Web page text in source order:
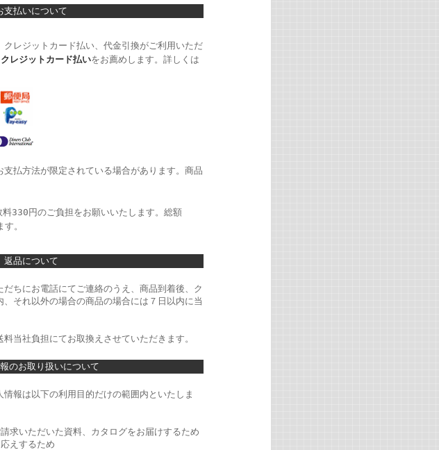
支払いについて
レジットカード払い、代金引換がご利用いただ
レジットカード払いをお薦めします。詳しくは
払方法が限定されている場合があります。商品
330円のご負担をお願いいたします。総額
。
返品について
ちにお電話にてご連絡のうえ、商品到着後、ク
それ以外の場合の商品の場合には７日以内に当
当社負担にてお取換えさせていただきます。
のお取り扱いについて
報は以下の利用目的だけの範囲内といたしま
求いただいた資料、カタログをお届けするため
えするため